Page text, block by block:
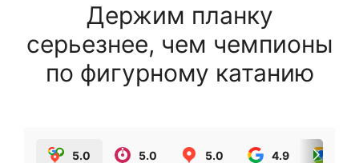
Держим планку
серьезнее, чем чемпионы
по фигурному катанию
5.0 5.0 5.0 4.9